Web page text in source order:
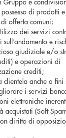
di prodotti
offerta comuni;
dei servizi
e
giudiziale e/o
e operazioni di
crediti;
clientela anche a fini
i servizi
elettroniche
acquistati (Soft
diritto di